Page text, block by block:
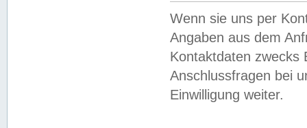
Wenn sie uns per
Angaben aus dem
Kontaktdaten zwecks
Anschlussfragen bei
Einwilligung weiter.